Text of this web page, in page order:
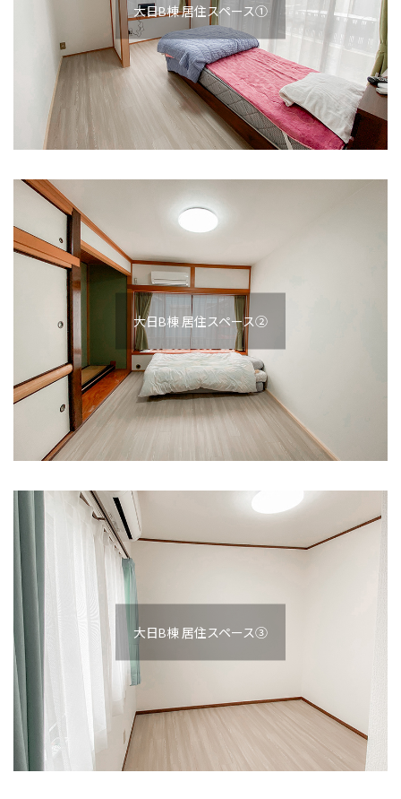
大日B棟 居住スペース①
大日B棟 居住スペース②
大日B棟 居住スペース③